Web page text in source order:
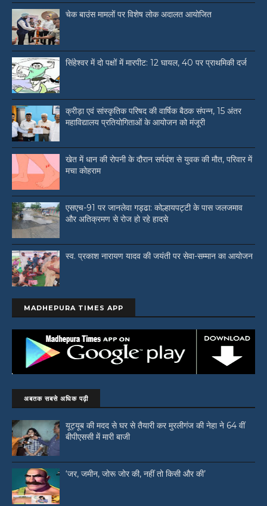
चेक बाउंस मामलों पर विशेष लोक अदालत आयोजित
सिंहेश्वर में दो पक्षों में मारपीट: 12 घायल, 40 पर प्राथमिकी दर्ज
क्रीड़ा एवं सांस्कृतिक परिषद की वार्षिक बैठक संपन्न, 15 अंतर
महाविद्यालय प्रतियोगिताओं के आयोजन को मंजूरी
खेत में धान की रोपनी के दौरान सर्पदंश से युवक की मौत, परिवार में
मचा कोहराम
एसएच-91 पर जानलेवा गड्ढा: कोल्हायपट्टी के पास जलजमाव
और अतिक्रमण से रोज हो रहे हादसे
स्व. प्रकाश नारायण यादव की जयंती पर सेवा-सम्मान का आयोजन
MADHEPURA TIMES APP
अबतक सबसे अधिक पढ़ी
यूट्यूब की मदद से घर से तैयारी कर मुरलीगंज की नेहा ने 64 वीं
बीपीएससी में मारी बाजी
‘जर, जमीन, जोरू जोर की, नहीं तो किसी और की’